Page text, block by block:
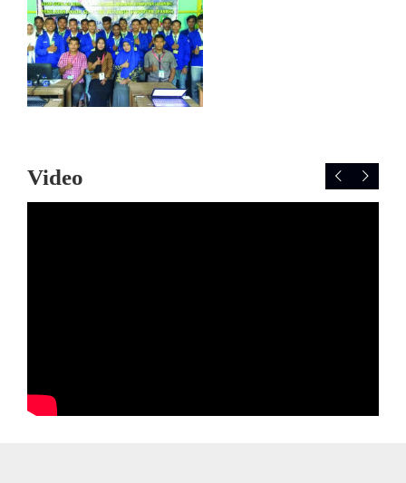
Video